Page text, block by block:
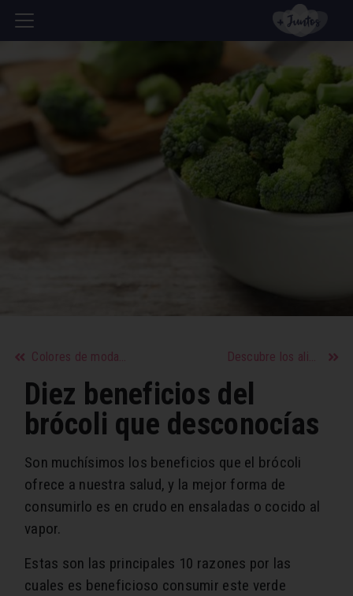
Colores de moda primavera verano Descubre los alimentos que ayudan a combatir el estrés
Diez beneficios del
brócoli que desconocías
Son muchísimos los beneficios que el brócoli
ofrece a nuestra salud, y la mejor forma de
consumirlo es en crudo en ensaladas o cocido al
vapor.
Estas son las principales 10 razones por las
cuales es beneficioso consumir este verde